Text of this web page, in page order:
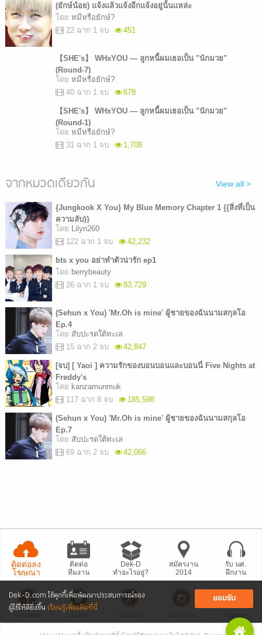
Dek-D.com ใช้คุกกี้เพื่อพัฒนาประสบการณ์ของ
ผู้ใช้ให้ดียิ่งขึ้น เรียนรู้เพิ่มเติมที่นี่
ยอมรับ
(ยักษ์น้อย) แจ้งแล้วแจ้งอีกแจ้งอยู่นั้นแหล่ะ
โดย หมีหรือยักษ์?
22 ฉาก 1 จบ
451
【SHE's】 WHxYOU — ลูกหนี้ผมเธอเป็น "นักมวย"
(Round-7)
โดย หมีหรือยักษ์?
40 ฉาก 1 จบ
678
【SHE's】 WHxYOU — ลูกหนี้ผมเธอเป็น "นักมวย"
(Round-1)
โดย หมีหรือยักษ์?
31 ฉาก 1 จบ
1,708
จากหมวดเดียวกัน View all >
{Jungkook X You} My Blue Memory Chapter 1 {{สิ่งที่เป็น
ความลับ}}
โดย
Lilyn260
122 ฉาก 1 จบ
42,232
bts x you อย่าทำตัวน่ารัก ep1
โดย berrybeauty
26 ฉาก 1 จบ
83,729
(Sehun x You) 'Mr.Oh is mine' ผู้ชายของฉันนามสกุลโอ
Ep.4
โดย สับปะรดใต้ทะเล
15 ฉาก 2 จบ
42,847
[จบ] [ Yaoi ] ความรักของบอนบอนและบอนนี่ Five Nights at
Freddy's
โดย kanzamunmuk
117 ฉาก 8 จบ
185,598
(Sehun x You) 'Mr.Oh is mine' ผู้ชายของฉันนามสกุลโอ
Ep.7
โดย สับปะรดใต้ทะเล
69 ฉาก 2 จบ
42,066
ติดต่อลง
โฆษณา
ติดต่อ
ทีมงาน
Dek-D
ทำอะไรอยู่?
สมัครงาน
2014
รับ นศ.
ฝึกงาน